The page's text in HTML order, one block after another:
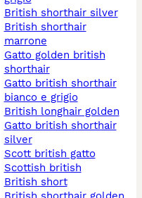
british shorthair silver
british shorthair
marrone
gatto golden british
shorthair
gatto british shorthair
bianco e grigio
british longhair golden
gatto british shorthair
silver
scott british gatto
scottish british
british short